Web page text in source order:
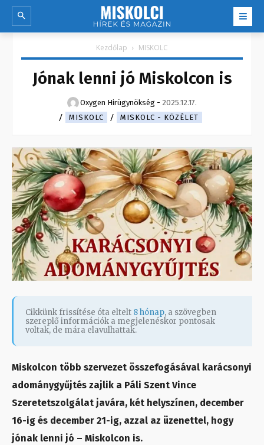
Kezdőlap MISKOLC
Jónak lenni jó Miskolcon is
Oxygen Hirügynökség - 2025.12.17.
MISKOLC
MISKOLC - KÖZÉLET
Cikkünk frissítése óta eltelt 8 hónap, a szövegben
szereplő információk a megjelenéskor pontosak
voltak, de mára elavulhattak.
Miskolcon több szervezet összefogásával karácsonyi
adománygyűjtés zajlik a Páli Szent Vince
Szeretetszolgálat javára, két helyszínen, december
16-ig és december 21-ig, azzal az üzenettel, hogy
jónak lenni jó – Miskolcon is.